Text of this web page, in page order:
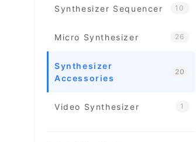
Synthesizer Sequencer 10
Micro Synthesizer 26
Synthesizer
Accessories
20
Video Synthesizer 1